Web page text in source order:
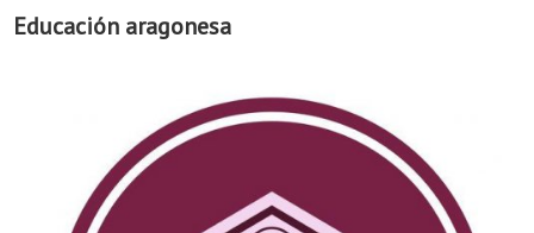
Educación aragonesa